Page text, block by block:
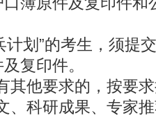
计划”的考生，须提
复印件。
其他要求的，按要
、科研成果、专家